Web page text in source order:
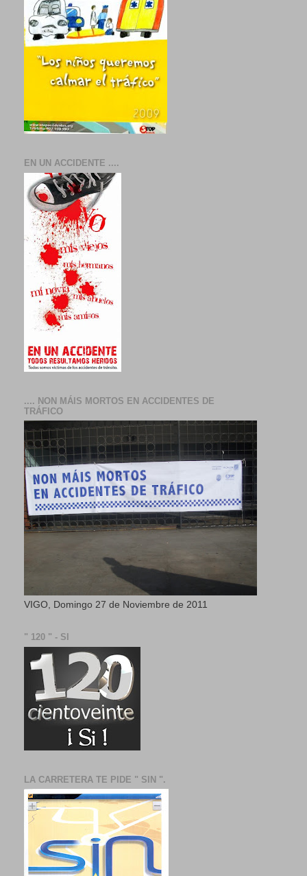
EN UN ACCIDENTE ....
.... NON MÁIS MORTOS EN ACCIDENTES DE
TRÁFICO
VIGO, Domingo 27 de Noviembre de 2011
" 120 " - SI
LA CARRETERA TE PIDE " SIN ".